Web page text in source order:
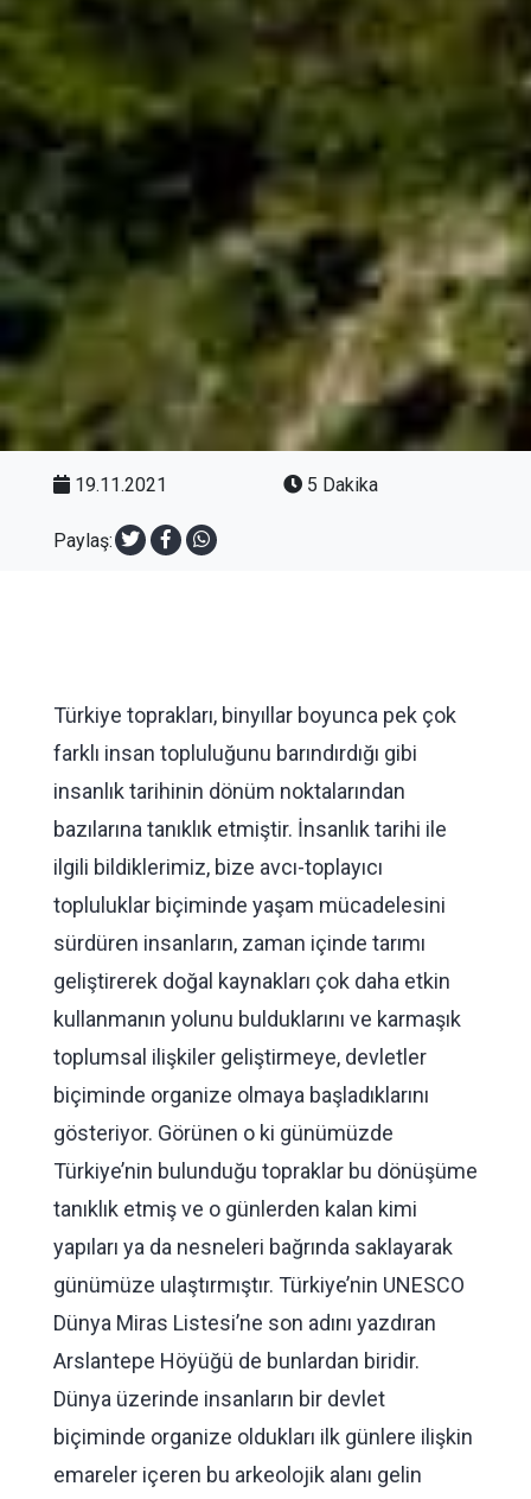
19.11.2021 5 Dakika
Paylaş:
Türkiye toprakları, binyıllar boyunca pek çok
farklı insan topluluğunu barındırdığı gibi
insanlık tarihinin dönüm noktalarından
bazılarına tanıklık etmiştir. İnsanlık tarihi ile
ilgili bildiklerimiz, bize avcı-toplayıcı
topluluklar biçiminde yaşam mücadelesini
sürdüren insanların, zaman içinde tarımı
geliştirerek doğal kaynakları çok daha etkin
kullanmanın yolunu bulduklarını ve karmaşık
toplumsal ilişkiler geliştirmeye, devletler
biçiminde organize olmaya başladıklarını
gösteriyor. Görünen o ki günümüzde
Türkiye’nin bulunduğu topraklar bu dönüşüme
tanıklık etmiş ve o günlerden kalan kimi
yapıları ya da nesneleri bağrında saklayarak
günümüze ulaştırmıştır. Türkiye’nin UNESCO
Dünya Miras Listesi’ne son adını yazdıran
Arslantepe Höyüğü de bunlardan biridir.
Dünya üzerinde insanların bir devlet
biçiminde organize oldukları ilk günlere ilişkin
emareler içeren bu arkeolojik alanı gelin